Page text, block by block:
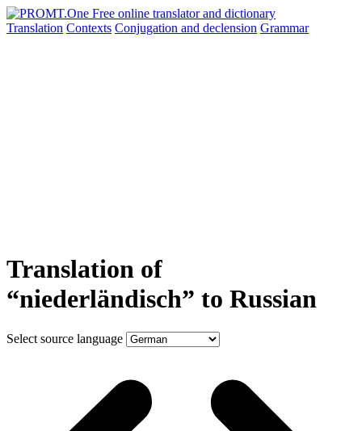
Translation Contexts Conjugation and declension Grammar
Translation of
“niederländisch” to Russian
Select source language